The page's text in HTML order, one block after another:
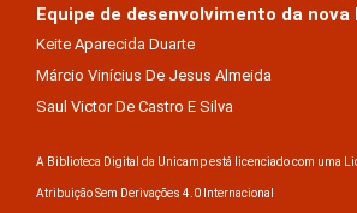
Equipe de desenvolvimento da nova
Keite Aparecida Duarte
Márcio Vinícius De Jesus Almeida
Saul Victor De Castro E Silva
A Biblioteca Digital da Unicamp está licenciado com uma
Atribuição Sem Derivações 4.0 Internacional